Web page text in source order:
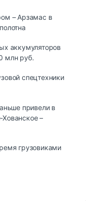
– Арзамас в
аккумуляторов
млн руб.
спецтехники
привели в
–
грузовиками